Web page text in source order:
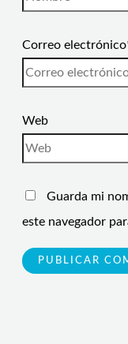
Correo
Web
Guarda mi
este navegador